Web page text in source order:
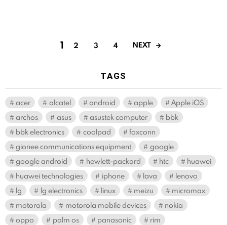
1 2 3 4 NEXT
TAGS
acer alcatel android apple
Apple iOS
archos
asus asustek computer
bbk
bbk electronics
coolpad
foxconn
gionee communications equipment
google
google android
hewlett-packard htc
huawei
huawei technologies
iphone lava
lenovo
lg
lg electronics linux meizu
micromax
motorola
motorola mobile devices
nokia
oppo
palm os panasonic
rim